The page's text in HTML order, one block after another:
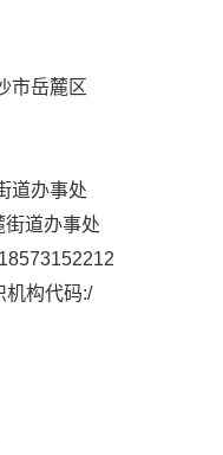
市岳麓区
道办事处
街道办事处
机构代码:/